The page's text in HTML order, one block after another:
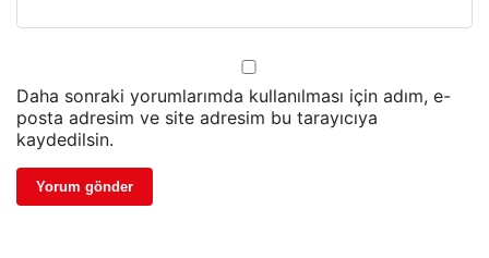
Daha sonraki yorumlarımda kullanılması için adım, e-
posta adresim ve site adresim bu tarayıcıya
kaydedilsin.